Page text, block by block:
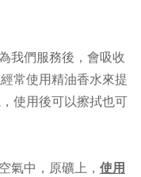
我們服務後，會吸收
常使用精油香水來提
使用後可以擦拭也可
氣中，原礦上， 使用